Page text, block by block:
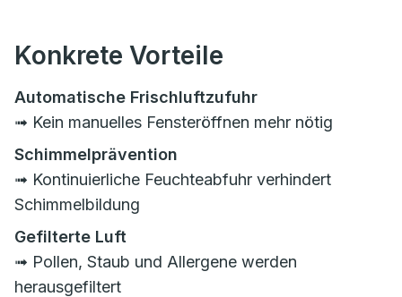
Konkrete Vorteile
Automatische Frischluftzufuhr
➟ Kein manuelles Fensteröffnen mehr nötig
Schimmelprävention
➟ Kontinuierliche Feuchteabfuhr verhindert
Schimmelbildung
Gefilterte Luft
➟ Pollen, Staub und Allergene werden
herausgefiltert